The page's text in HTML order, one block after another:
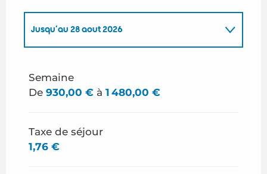
Jusqu'au 28 août 2026
Du 29 août 2026au 31 décembre 2026
Semaine
De 930,00 € à 1 480,00 €
Taxe de séjour
1,76 €